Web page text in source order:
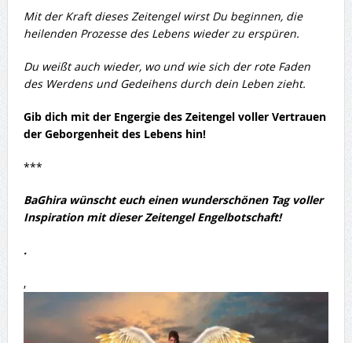
Mit der Kraft dieses Zeitengel wirst Du beginnen, die
heilenden Prozesse des Lebens wieder zu erspüren.
Du weißt auch wieder, wo und wie sich der rote Faden
des Werdens und Gedeihens durch dein Leben zieht.
Gib dich mit der Engergie des Zeitengel voller Vertrauen
der Geborgenheit des Lebens hin!
***
BaGhira wünscht euch einen wunderschönen Tag voller
Inspiration mit dieser Zeitengel Engelbotschaft!
.
,